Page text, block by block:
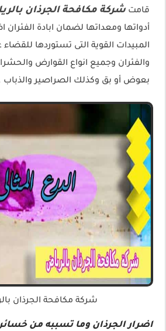
قامت شركة مكافحة الجرذان
أدواتها ومعداتها لضمان ابادة الفئران
المبيدات القوية التى تستوردها للقضاء
والفئران وجميع انواع القوارض
بعوض أو بق وكذلك الصراصير والذباب
شركة مكافحة الجرذان
اضرار الجرذان وما تسببه من